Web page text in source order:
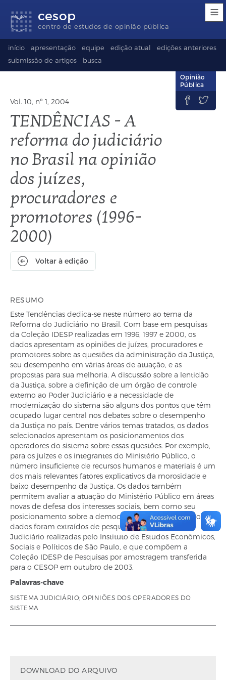
acessibilidade
para
conteúdo
para
rodapé
idioma
(Language
selection)
cesop
centro de estudos de opinião pública
início apresentação equipe edição atual
edições anteriores
submissão de artigos
busca
Vol. 10, nº 1, 2004
TENDÊNCIAS - A
reforma do judiciário
no Brasil na opinião
dos juízes,
procuradores e
promotores (1996-
2000)
Voltar à edição
Opinião
Pública
 
RESUMO
Este Tendências dedica-se neste número ao tema da
Reforma do Judiciário no Brasil. Com base em pesquisas
da Coleção IDESP realizadas em 1996, 1997 e 2000, os
dados apresentam as opiniões de juízes, procuradores e
promotores sobre as questões da administração da Justiça,
seu desempenho em várias áreas de atuação, e as
propostas para sua melhoria. A discussão sobre a lentidão
da Justiça, sobre a definição de um órgão de controle
externo ao Poder Judiciário e a necessidade de
modernização do sistema são alguns dos pontos que têm
ocupado lugar central nos debates sobre o desempenho
da Justiça no país. Dentre vários temas tratados, os dados
selecionados apresentam os posicionamentos dos
operadores do sistema sobre essas questões. Por exemplo,
para os juízes e os integrantes do Ministério Público, o
número insuficiente de recursos humanos e materiais é um
dos mais relevantes fatores explicativos da morosidade e
baixo desempenho da Justiça. Os dados também
permitem avaliar a atuação do Ministério Público em áreas
novas de defesa dos interesses sociais, bem como seu
posicionamento sobre a democratização da instituição. Os
dados foram extraídos de pesquisas sobre o Poder
Judiciário realizadas pelo Instituto de Estudos Econômicos,
Sociais e Políticos de São Paulo, e que compõem a
Coleção IDESP de Pesquisas por amostragem transferida
para o CESOP em outubro de 2003.
Palavras-chave
SISTEMA JUDICIÁRIO; OPINIÕES DOS OPERADORES DO
SISTEMA
DOWNLOAD DO ARQUIVO